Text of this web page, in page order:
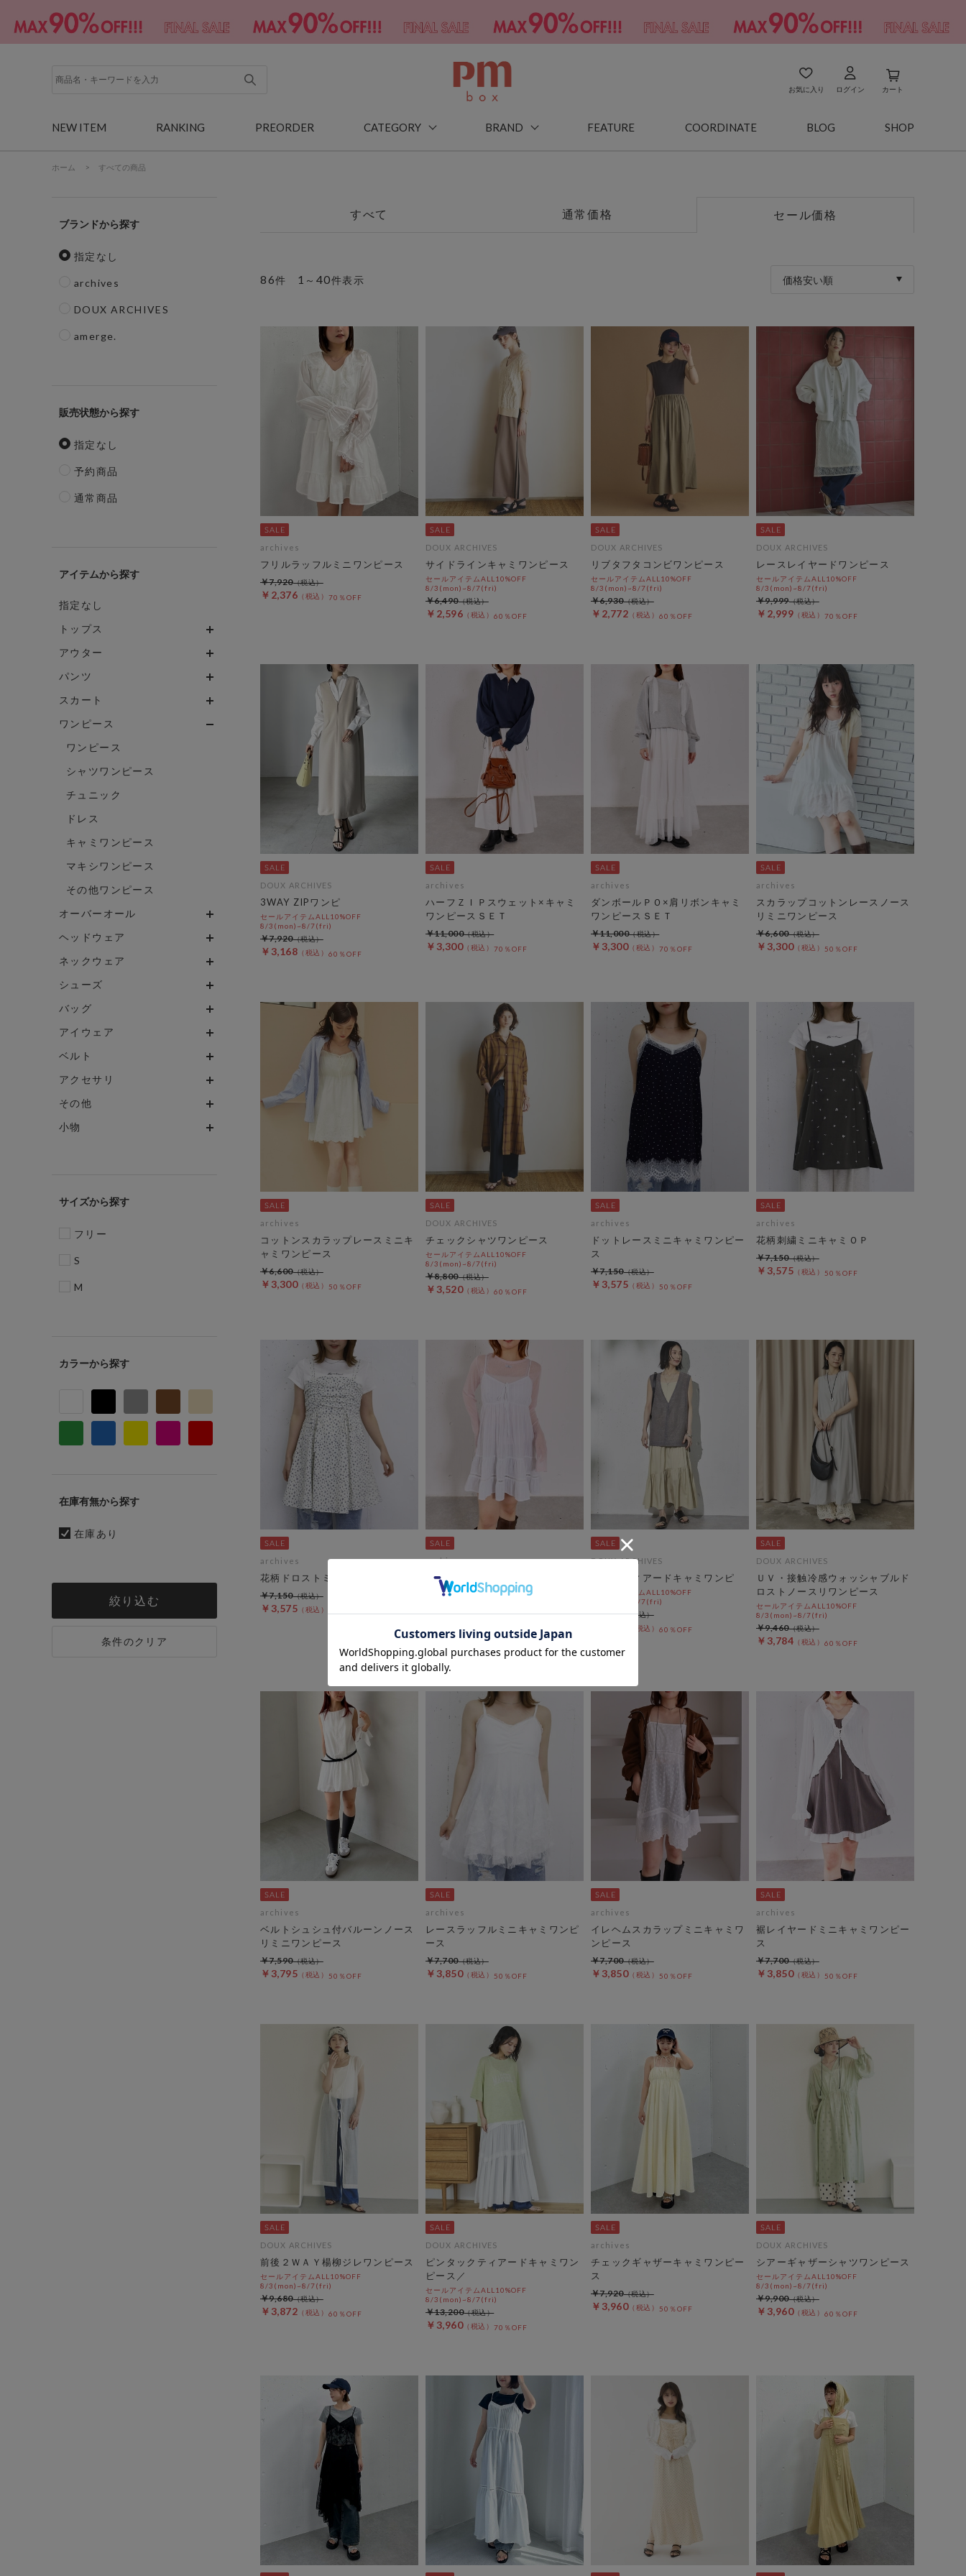
お気に入り ログイン カート
NEW ITEM RANKING PREORDER CATEGORY BRAND FEATURE COORDINATE BLOG SHOP
ホーム > すべての商品
ブランド
指定なし
archives
DOUX ARCHIVES
amerge.
販売状態
指定なし
予約商品
通常商品
アイテム
指定なし
トップス
アウター
パンツ
スカート
ワンピース
ワンピース
シャツワンピース
チュニック
ドレス
キャミワンピース
マキシワンピース
その他ワンピース
オーバーオール
ヘッドウェア
ネックウェア
シューズ
バッグ
アイウェア
ベルト
アクセサリ
その他
小物
サイズ
フリー
S
M
カラー
在庫有無
在庫あり
絞り込む
条件のクリア
すべて 通常価格 セール価格
86件 1 ～ 40件表示 価格安い順
archives
フリルラッフルミニワンピース
￥2,376 70％OFF
￥7,920
DOUX ARCHIVES
サイドラインキャミワンピース
セールアイテムALL10%OFF
8/3(mon)~8/7(fri)
￥2,596 60％OFF
￥6,490
DOUX ARCHIVES
リブタフタコンビワンピース
セールアイテムALL10%OFF
8/3(mon)~8/7(fri)
￥2,772 60％OFF
￥6,930
DOUX ARCHIVES
レースレイヤードワンピース
セールアイテムALL10%OFF
8/3(mon)~8/7(fri)
￥2,999 70％OFF
￥9,999
DOUX ARCHIVES
3WAY ZIPワンピ
セールアイテムALL10%OFF
8/3(mon)~8/7(fri)
￥3,168 60％OFF
￥7,920
archives
ハーフＺＩＰスウェット×キャミ
ワンピースＳＥＴ
￥3,300 70％OFF
￥11,000
archives
ダンボールＰＯ×肩リボンキャミ
ワンピースＳＥＴ
￥3,300 70％OFF
￥11,000
archives
スカラップコットンレースノース
リミニワンピース
￥3,300 50％OFF
￥6,600
archives
コットンスカラップレースミニキ
ャミワンピース
￥3,300 50％OFF
￥6,600
DOUX ARCHIVES
チェックシャツワンピース
セールアイテムALL10%OFF
8/3(mon)~8/7(fri)
￥3,520 60％OFF
￥8,800
archives
ドットレースミニキャミワンピー
ス
￥3,575 50％OFF
￥7,150
archives
花柄刺繍ミニキャミＯＰ
￥3,575 50％OFF
￥7,150
archives
花柄ドロストミニキャミＯＰ
￥3,575
￥7,150
archives
カラミ刺繍キャミＯＰ
￥7,150
DOUX ARCHIVES
アシメティアードキャミワンピ
セールアイテムALL10%OFF
8/3(mon)~8/7(fri)
60％OFF
￥9,020
DOUX ARCHIVES
ＵＶ・接触冷感ウォッシャブルド
ロストノースリワンピース
セールアイテムALL10%OFF
8/3(mon)~8/7(fri)
￥3,784 60％OFF
￥9,460
archives
ベルトシュシュ付バルーンノース
リミニワンピース
￥3,795 50％OFF
￥7,590
archives
レースラッフルミニキャミワンピ
ース
￥3,850 50％OFF
￥7,700
archives
イレヘムスカラップミニキャミワ
ンピース
￥3,850 50％OFF
￥7,700
archives
裾レイヤードミニキャミワンピー
ス
￥3,850 50％OFF
￥7,700
DOUX ARCHIVES
前後２ＷＡＹ楊柳ジレワンピース
セールアイテムALL10%OFF
8/3(mon)~8/7(fri)
￥3,872 60％OFF
￥9,680
DOUX ARCHIVES
ピンタックティアードキャミワン
ピース／
セールアイテムALL10%OFF
8/3(mon)~8/7(fri)
￥3,960 70％OFF
￥13,200
archives
チェックギャザーキャミワンピー
ス
￥3,960 50％OFF
￥7,920
DOUX ARCHIVES
シアーギャザーシャツワンピース
セールアイテムALL10%OFF
8/3(mon)~8/7(fri)
￥3,960 60％OFF
￥9,900